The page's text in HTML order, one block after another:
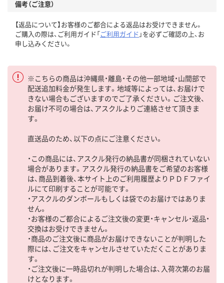
備考（ご注意）
【返品について】お客様のご都合による返品はお受けできません。
ご購入の際は、ご利用ガイド「ご利用ガイド 」を必ずご確認の上、お
申し込みください。
※こちらの商品は沖縄県・離島・その他一部地域・山間部で
配送追加料金が発生します。地域等によっては、お届けで
きない場合もございますのでご了承ください。ご注文後、
お届け不可の場合は、アスクルよりご連絡させて頂きま
す。
直送品のため、以下の点にご注意ください。
・この商品には、アスクル発行の納品書が同梱されていない
場合があります。アスクル発行の納品書をご希望のお客様
は、商品到着後、本サイト上のご利用履歴よりＰＤＦファイ
ルにて印刷することが可能です。
・アスクルのダンボールもしくは袋でのお届けではありま
せん。
・お客様のご都合によるご注文後の変更・キャンセル・返品・
交換はお受けできません。
・商品のご注文後に商品がお届けできないことが判明した
際には、ご注文をキャンセルさせていただくことがありま
す。
・ご注文後に一時品切れが判明した場合は、入荷次第のお届
けとなります。